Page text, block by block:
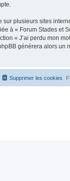
plusieurs sites
à « Forum Stades et
« J’ai perdu mon
générera alors un
Supprimer les cookies